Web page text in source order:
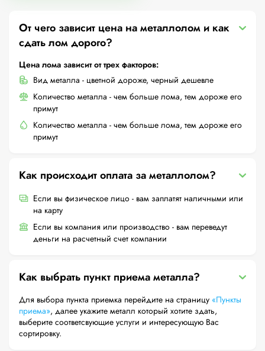
От чего зависит цена на металлолом и как
сдать лом дорого?
Цена лома зависит от трех факторов:
Вид металла - цветной дороже, черный дешевле
Количество металла - чем больше лома, тем дороже его
примут
Количество металла - чем больше лома, тем дороже его
примут
Как происходит оплата за металлолом?
Если вы физическое лицо - вам заплатят наличными или
на карту
Если вы компания или производство - вам переведут
деньги на расчетный счет компании
Как выбрать пункт приема металла?
Для выбора пункта приемка перейдите на страницу «Пункты
приема», далее укажите металл который хотите здать,
выберите соответсвующие услуги и интересующую Вас
сортировку.